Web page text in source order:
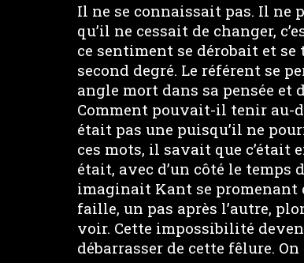
Il ne se connaissait pas. Il ne
qu’il ne cessait de changer,
ce sentiment se dérobait et
second degré. Le référent se
angle mort dans sa pensée et
Comment pouvait-il tenir au-
était pas une puisqu’il ne
ces mots, il savait que c’était
était, avec d’un côté le temps
imaginait Kant se promenant
faille, un pas après l’autre,
voir. Cette impossibilité
débarrasser de cette fêlure.